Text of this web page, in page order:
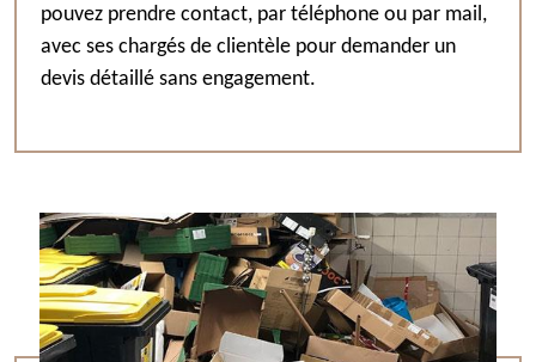
pouvez prendre contact, par téléphone ou par mail,
avec ses chargés de clientèle pour demander un
devis détaillé sans engagement.